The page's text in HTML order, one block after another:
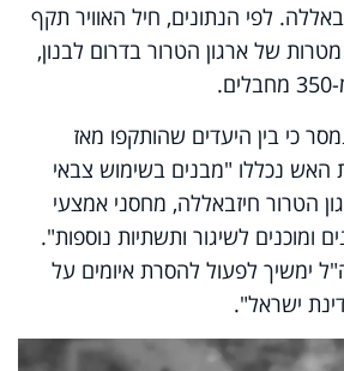
לפי הנתונים, חיל האוויר תקף
עד כה יותר מ-1,100 מטרות של ארגון הטרור בדרום לבנון,
כי בין היעדים שהותקפו מאז
נכללו "מבנים בשימוש צבאי
הטרור חיזבאללה, מחסני אמצעי
ומוכנים לשיגור ותשתיות נוספות".
ימשיך לפעול להסרת איומים על
ישראל".